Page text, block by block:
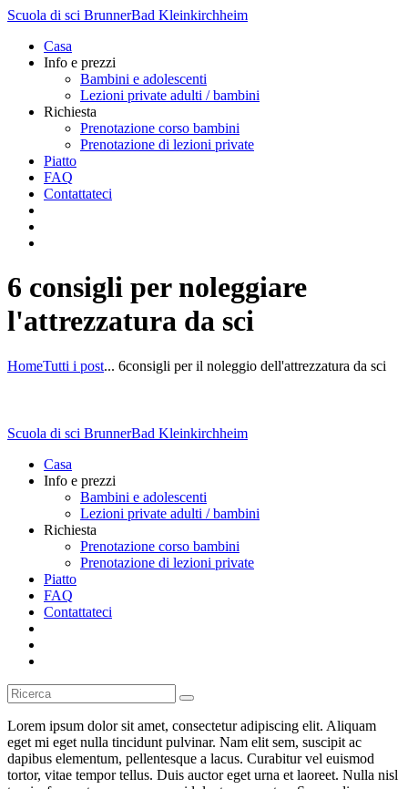
Scuola di sci BrunnerBad Kleinkirchheim
Casa
Info e prezzi
Bambini e adolescenti
Lezioni private adulti / bambini
Richiesta
Prenotazione corso bambini
Prenotazione di lezioni private
Piatto
FAQ
Contattateci
6 consigli per noleggiare
l'attrezzatura da sci
HomeTutti i post... 6consigli per il noleggio dell'attrezzatura da sci
Scuola di sci BrunnerBad Kleinkirchheim
Casa
Info e prezzi
Bambini e adolescenti
Lezioni private adulti / bambini
Richiesta
Prenotazione corso bambini
Prenotazione di lezioni private
Piatto
FAQ
Contattateci
Lorem ipsum dolor sit amet, consectetur adipiscing elit. Aliquam
eget mi eget nulla tincidunt pulvinar. Nam elit sem, suscipit ac
dapibus elementum, pellentesque a lacus. Curabitur vel euismod
tortor, vitae tempor tellus. Duis auctor eget urna et laoreet. Nulla nisl